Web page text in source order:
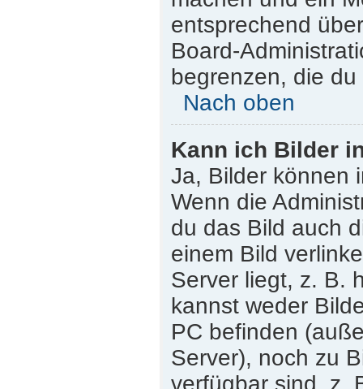
entsprechend
Board-
begrenzen, die
Nach oben
Kann ich Bilder
Ja, Bilder können
Wenn die
du das Bild auch
einem Bild
Server liegt, z. B.
kannst weder
PC befinden
Server), noch zu
verfügbar sind, z.